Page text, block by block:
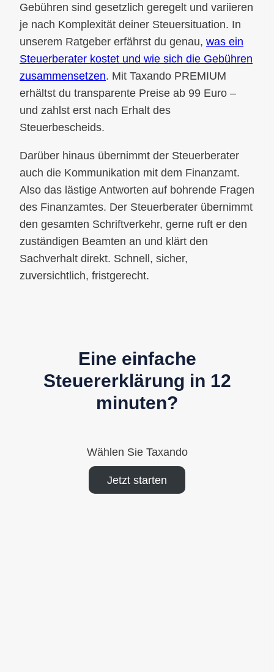
Gebühren sind gesetzlich geregelt und variieren
je nach Komplexität deiner Steuersituation. In
unserem Ratgeber erfährst du genau, was ein
Steuerberater kostet und wie sich die Gebühren
zusammensetzen. Mit Taxando PREMIUM
erhältst du transparente Preise ab 99 Euro –
und zahlst erst nach Erhalt des
Steuerbescheids.
Darüber hinaus übernimmt der Steuerberater
auch die Kommunikation mit dem Finanzamt.
Also das lästige Antworten auf bohrende Fragen
des Finanzamtes. Der Steuerberater übernimmt
den gesamten Schriftverkehr, gerne ruft er den
zuständigen Beamten an und klärt den
Sachverhalt direkt. Schnell, sicher,
zuversichtlich, fristgerecht.
Eine einfache
Steuererklärung in 12
minuten?
Wählen Sie Taxando
Jetzt starten